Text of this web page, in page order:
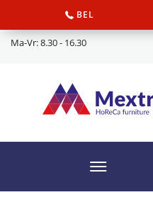
BEL
Ma-Vr: 8.30 - 16.30